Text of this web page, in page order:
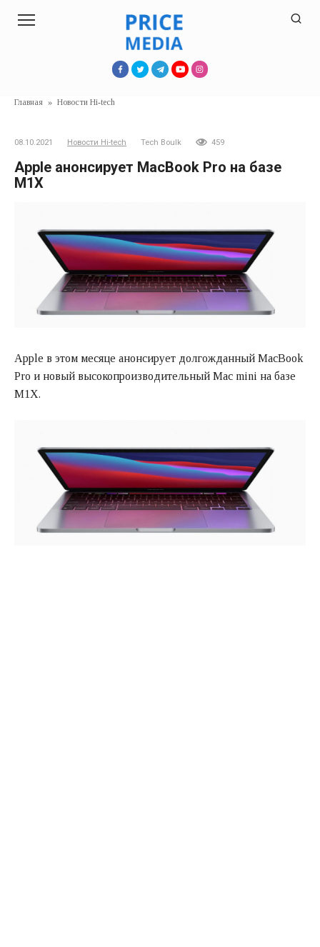
Главная » Новости Hi-tech
08.10.2021 Новости Hi-tech Tech Boulk 459
Apple анонсирует MacBook Pro на базе
M1X
Apple в этом месяце анонсирует долгожданный MacBook
Pro и новый высокопроизводительный Mac mini на базе
M1X.